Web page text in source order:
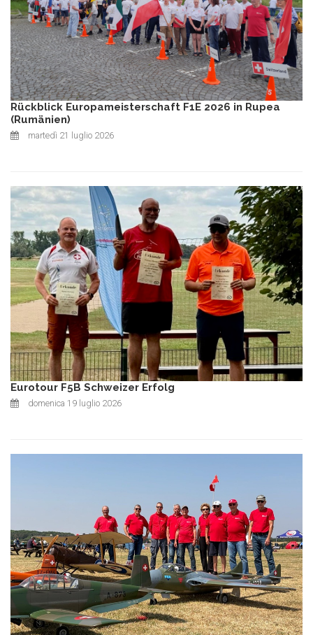
Rückblick Europameisterschaft F1E 2026 in Rupea
(Rumänien)
martedì 21 luglio 2026
Eurotour F5B Schweizer Erfolg
domenica 19 luglio 2026